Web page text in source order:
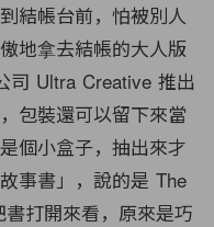
結帳台前，怕被別人
地拿去結帳的大人版
司 Ultra Creative 推出
包裝還可以留下來當
個小盒子， 抽出來才
事書」，說的是 The
打開來看，原來是巧